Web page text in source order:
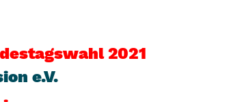
2021
e.V.